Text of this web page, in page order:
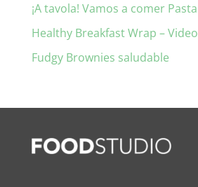
¡A tavola! Vamos a comer Pasta
Healthy Breakfast Wrap – Video
Fudgy Brownies saludable